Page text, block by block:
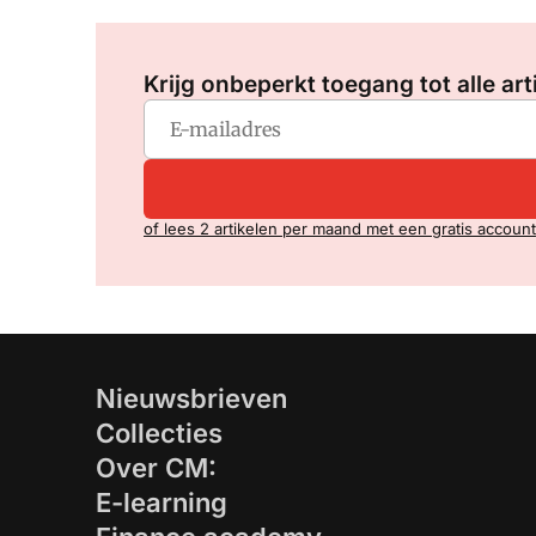
Krijg onbeperkt toegang tot alle
of lees 2 artikelen per maand met een gratis account
Nieuwsbrieven
Collecties
Over CM:
E-learning